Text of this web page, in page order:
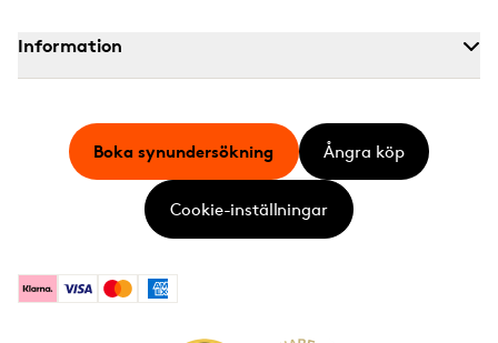
Information
KlarnaVisa MastercardAmerican Express
Boka synundersökning Ångra köp
Cookie-inställningar